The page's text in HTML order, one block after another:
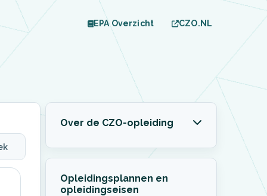
EPA Overzicht CZO.NL
Over de CZO-opleiding
Opleidingsplannen en
opleidingseisen